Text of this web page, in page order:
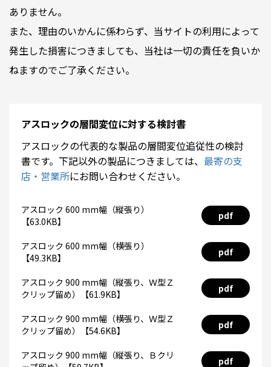
ありません。
また、理由のいかんに係わらず、当サイトの利用によって
発生した損害につきましても、当社は一切の責任を負いか
ねますのでご了承ください。
アスロックの層間変位に対する検討書
アスロックの代表的な製品の層間変位追従性の検討
書です。下記以外の製品につきましては、 最寄の支
店・営業所にお問い合わせください。
アスロック 600 mm幅（縦張り）
【63.0KB】
pdf
アスロック 600 mm幅（横張り）
【49.3KB】
pdf
アスロック 900 mm幅（縦張り、Ｗ型Ｚ
クリップ留め）【61.9KB】
pdf
アスロック 900 mm幅（横張り、Ｗ型Ｚ
クリップ留め）【54.6KB】
pdf
アスロック 900 mm幅（縦張り、Ｂクリ
pdf